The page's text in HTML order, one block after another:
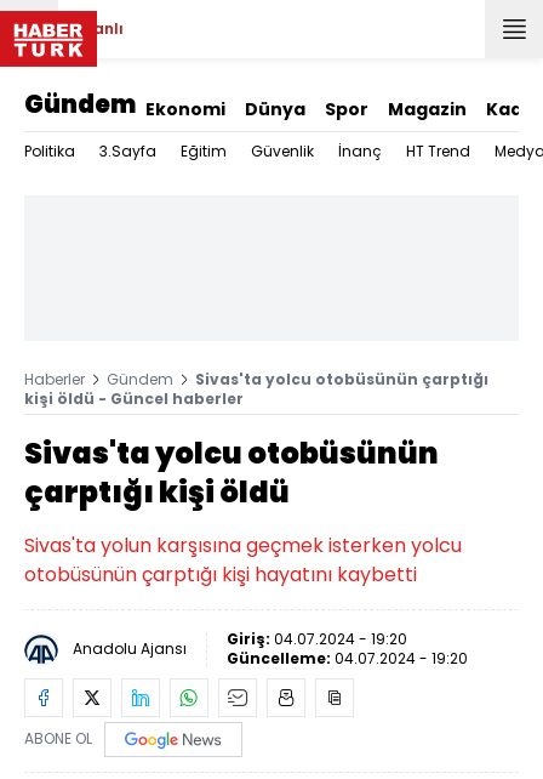
Canlı
Gündem Ekonomi Dünya Spor Magazin Kadın
Politika 3.Sayfa Eğitim Güvenlik İnanç HT Trend
Haberler Gündem
Sivas'ta yolcu otobüsünün çarptığı
kişi öldü - Güncel haberler
Sivas'ta yolcu otobüsünün
çarptığı kişi öldü
Sivas'ta yolun karşısına geçmek isterken yolcu
otobüsünün çarptığı kişi hayatını kaybetti
Anadolu Ajansı Giriş: 04.07.2024 - 19:20
Güncelleme: 04.07.2024 - 19:20
ABONE OL